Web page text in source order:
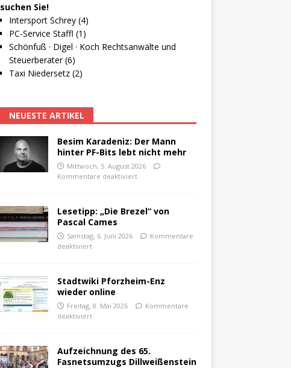
suchen Sie!
Intersport Schrey (4)
PC-Service Staffl (1)
Schönfuß · Digel · Koch Rechtsanwälte und
Steuerberater (6)
Taxi Niedersetz (2)
NEUESTE ARTIKEL
Besim Karadeniz: Der Mann
hinter PF-Bits lebt nicht mehr
Mittwoch, 5. August 2026
Kommentare deaktiviert
Lesetipp: „Die Brezel“ von
Pascal Cames
Samstag, 6. Juni 2026
Kommentare
deaktiviert
Stadtwiki Pforzheim-Enz
wieder online
Freitag, 8. Mai 2026
Kommentare
deaktiviert
Aufzeichnung des 65.
Fasnetsumzugs Dillweißenstein